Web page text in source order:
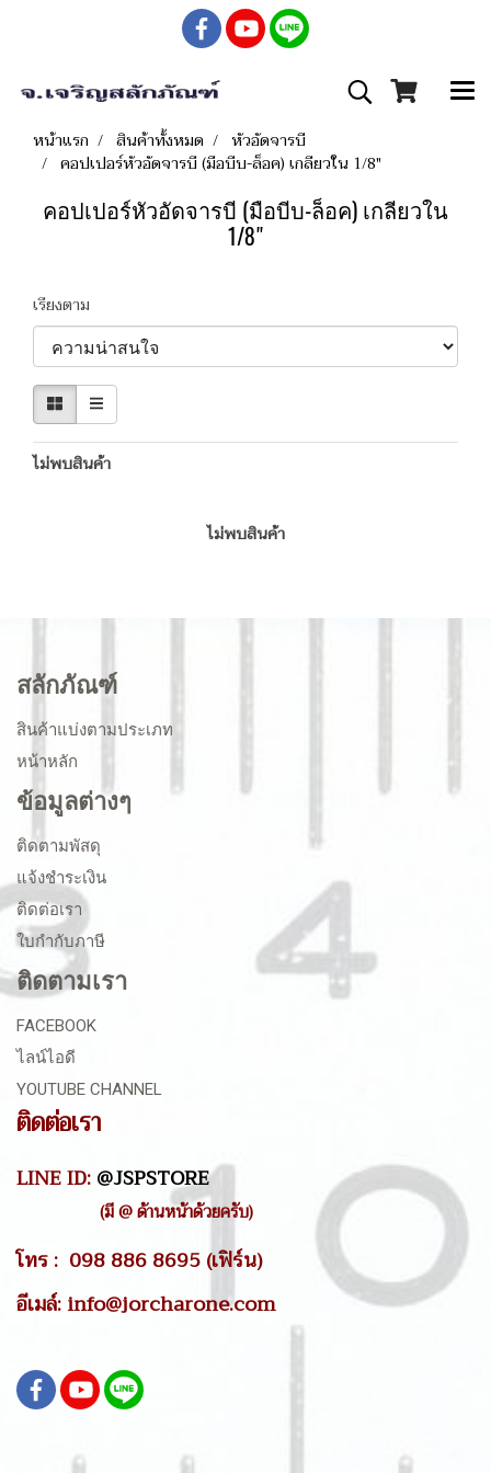
หน้าแรก สินค้าทั้งหมด
หัวอัดจารบี
คอปเปอร์หัวอัดจารบี (มือบีบ-ล็อค) เกลียวใน 1/8"
คอปเปอร์หัวอัดจารบี (มือบีบ-ล็อค) เกลียวใน
1/8"
เรียงตาม
ไม่พบสินค้า
ไม่พบสินค้า
สลักภัณฑ์
สินค้าแบ่งตามประเภท
หน้าหลัก
ข้อมูลต่างๆ
ติดตามพัสดุ
แจ้งชำระเงิน
ติดต่อเรา
ใบกำกับภาษี
ติดตามเรา
FACEBOOK
ไลน์ไอดี
YOUTUBE CHANNEL
ติดต่อเรา
LINE ID:@JSPSTORE
(มี @ ด้านหน้าด้วยครับ)
โทร : 098 886 8695 (เฟิร์น)
อีเมล์: info@jorcharone.com